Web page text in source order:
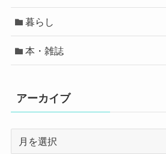
暮らし
本・雑誌
アーカイブ